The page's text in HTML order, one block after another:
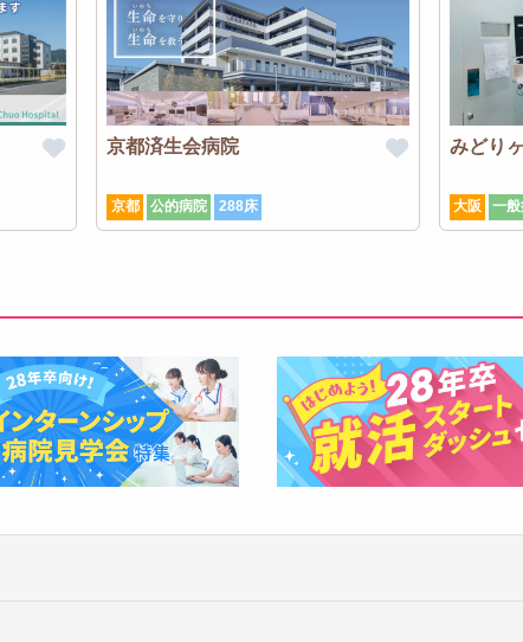
京都済生会病院
京都 公的病院 288床
みどり
大阪 一